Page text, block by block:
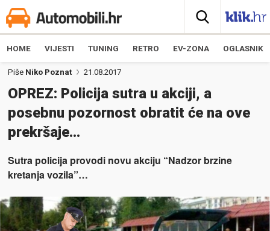
HOME VIJESTI TUNING RETRO EV-ZONA OGLASNIK
Piše Niko Poznat 21.08.2017
OPREZ: Policija sutra u akciji, a
posebnu pozornost obratit će na ove
prekršaje…
Sutra policija provodi novu akciju “Nadzor brzine
kretanja vozila”…